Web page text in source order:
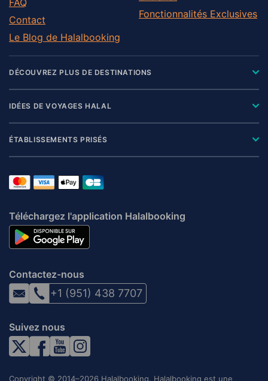
Contact
Le Blog de Halalbooking
Fonctionnalités Exclusives
DÉCOUVREZ PLUS DE DESTINATIONS
IDÉES DE VOYAGES HALAL
ÉTABLISSEMENTS PRISÉS
Téléchargez l'application Halalbooking
Contactez-nous
+1 (951) 438 7707
Suivez nous
Copyright © 2014–2026 Halalbooking. Halalbooking est une